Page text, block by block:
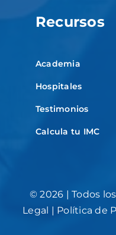
Recursos
Academia
Hospitales
Testimonios
Calcula tu IMC
©2026 | Todos
Legal | Política de